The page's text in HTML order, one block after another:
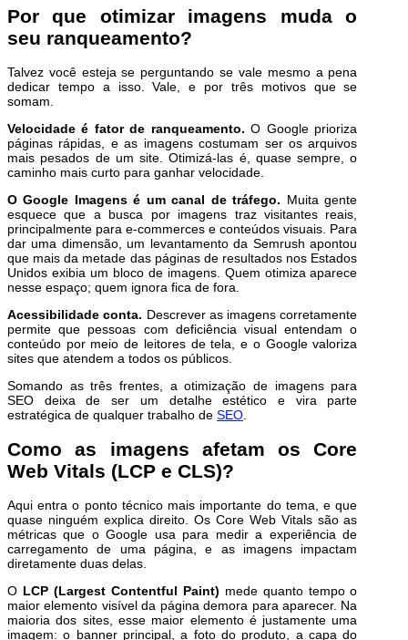
Por que otimizar imagens muda o
seu ranqueamento?
Talvez você esteja se perguntando se vale mesmo a pena
dedicar tempo a isso. Vale, e por três motivos que se
somam.
Velocidade é fator de ranqueamento. O Google prioriza
páginas rápidas, e as imagens costumam ser os arquivos
mais pesados de um site. Otimizá-las é, quase sempre, o
caminho mais curto para ganhar velocidade.
O Google Imagens é um canal de tráfego. Muita gente
esquece que a busca por imagens traz visitantes reais,
principalmente para e-commerces e conteúdos visuais. Para
dar uma dimensão, um levantamento da Semrush apontou
que mais da metade das páginas de resultados nos Estados
Unidos exibia um bloco de imagens. Quem otimiza aparece
nesse espaço; quem ignora fica de fora.
Acessibilidade conta. Descrever as imagens corretamente
permite que pessoas com deficiência visual entendam o
conteúdo por meio de leitores de tela, e o Google valoriza
sites que atendem a todos os públicos.
Somando as três frentes, a otimização de imagens para
SEO deixa de ser um detalhe estético e vira parte
estratégica de qualquer trabalho de SEO.
Como as imagens afetam os Core
Web Vitals (LCP e CLS)?
Aqui entra o ponto técnico mais importante do tema, e que
quase ninguém explica direito. Os Core Web Vitals são as
métricas que o Google usa para medir a experiência de
carregamento de uma página, e as imagens impactam
diretamente duas delas.
O LCP (Largest Contentful Paint) mede quanto tempo o
maior elemento visível da página demora para aparecer. Na
maioria dos sites, esse maior elemento é justamente uma
imagem: o banner principal, a foto do produto, a capa do